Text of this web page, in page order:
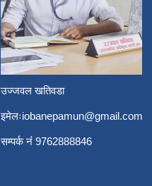
उज्जवल खतिवडा
इमेलःiobanepamun@gmail.com
सम्पर्क नंं 9762888846